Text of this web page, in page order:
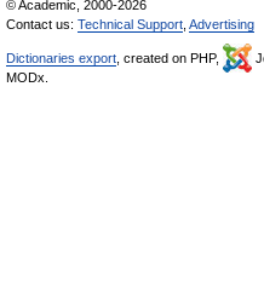
© Academic, 2000-2026
Contact us: Technical Support Advertising
Dictionaries export , created on PHP,
MODx.